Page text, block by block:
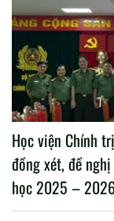
Học viện Chính
đồng xét, đề
học 2025 –